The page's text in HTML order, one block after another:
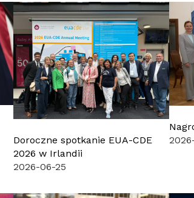
Doroczne spotkanie EUA-CDE
2026 w Irlandii
2026-06-25